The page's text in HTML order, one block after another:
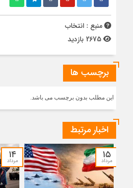
منبع : انتخاب
برچسب ها
این مطلب بدون برچسب می باشد.
اخبار مرتبط
۱۵
مرداد ۱۴
مرداد